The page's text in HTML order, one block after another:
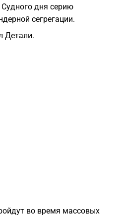
дня серию
сегрегации.
Детали.
во время массовых